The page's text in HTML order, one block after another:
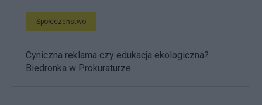
Społeczeństwo
Cyniczna reklama czy edukacja ekologiczna?
Biedronka w Prokuraturze.